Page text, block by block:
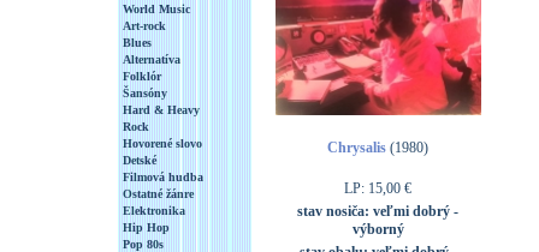
World Music
Art-rock
Blues
Alternatíva
Folklór
Šansóny
Hard & Heavy
Rock
Hovorené slovo
Detské
Filmová hudba
Ostatné žánre
Elektronika
Hip Hop
Pop 80s
Chrysalis (1980)
LP: 15,00 €
stav nosiča: veľmi dobrý -
výborný